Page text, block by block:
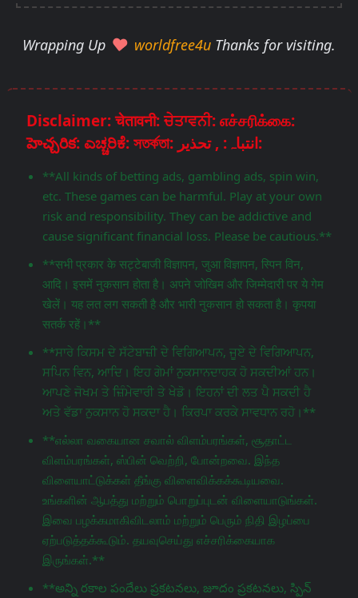
Wrapping Up worldfree4u Thanks for visiting.
Disclaimer: चेतावनी: ਚੇਤਾਵਨੀ: எச்சரிக்கை:
హెచ్చరిక: ಎಚ್ಚರಿಕೆ: সতর্কতা: انتباہ: , تحذير:
**All kinds of betting ads, gambling ads, spin win,
etc. These games can be harmful. Play at your own
risk and responsibility. They can be addictive and
cause significant financial loss. Please be cautious.**
**सभी प्रकार के सट्टेबाजी विज्ञापन, जुआ विज्ञापन, स्पिन विन,
आदि। इसमें नुकसान होता है। अपने जोखिम और जिम्मेदारी पर ये गेम
खेलें। यह लत लग सकती है और भारी नुकसान हो सकता है। कृपया
सतर्क रहें।**
**ਸਾਰੇ ਕਿਸਮ ਦੇ ਸੱਟੇਬਾਜ਼ੀ ਦੇ ਵਿਗਿਆਪਨ, ਜੂਏ ਦੇ ਵਿਗਿਆਪਨ,
ਸਪਿਨ ਵਿਨ, ਆਦਿ। ਇਹ ਗੇਮਾਂ ਨੁਕਸਾਨਦਾਹਕ ਹੋ ਸਕਦੀਆਂ ਹਨ।
ਆਪਣੇ ਜੋਖਮ ਤੇ ਜ਼ਿੰਮੇਵਾਰੀ ਤੇ ਖੇਡੋ। ਇਹਨਾਂ ਦੀ ਲਤ ਪੈ ਸਕਦੀ ਹੈ
ਅਤੇ ਵੱਡਾ ਨੁਕਸਾਨ ਹੋ ਸਕਦਾ ਹੈ। ਕਿਰਪਾ ਕਰਕੇ ਸਾਵਧਾਨ ਰਹੋ।**
**எல்லா வகையான சவால் விளம்பரங்கள், சூதாட்ட
விளம்பரங்கள், ஸ்பின் வெற்றி, போன்றவை. இந்த
விளையாட்டுக்கள் தீங்கு விளைவிக்கக்கூடியவை.
உங்களின் ஆபத்து மற்றும் பொறுப்புடன் விளையாடுங்கள்.
இவை பழக்கமாகிவிடலாம் மற்றும் பெரும் நிதி இழப்பை
ஏற்படுத்தக்கூடும். தயவுசெய்து எச்சரிக்கையாக
இருங்கள்.**
**అన్ని రకాల పందేలు ప్రకటనలు, జూదం ప్రకటనలు, స్పిన్